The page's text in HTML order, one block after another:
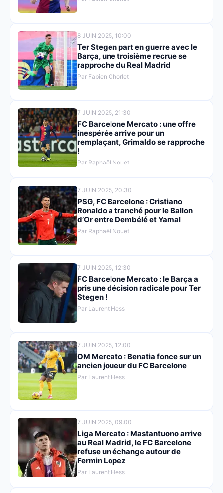
8 JUIN 2025, 10:00
Ter Stegen part en guerre avec le
Barça, une troisième recrue se
rapproche du Real Madrid
Par Fabien Chorlet
7 JUIN 2025, 21:30
FC Barcelone Mercato : une offre
inespérée arrive pour un
remplaçant, Grimaldo se rapproche
!
Par Raphaël Nouet
7 JUIN 2025, 20:30
PSG, FC Barcelone : Cristiano
Ronaldo a tranché pour le Ballon
d’Or entre Dembélé et Yamal
Par Raphaël Nouet
7 JUIN 2025, 12:30
FC Barcelone Mercato : le Barça a
pris une décision radicale pour Ter
Stegen !
Par Laurent Hess
7 JUIN 2025, 12:00
OM Mercato : Benatia fonce sur un
ancien joueur du FC Barcelone
Par Laurent Hess
7 JUIN 2025, 09:00
Liga Mercato : Mastantuono arrive
au Real Madrid, le FC Barcelone
refuse un échange autour de
Fermin Lopez
Par Laurent Hess